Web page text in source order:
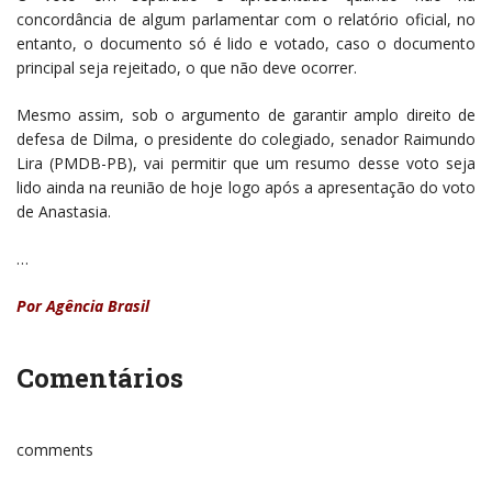
concordância de algum parlamentar com o relatório oficial, no
entanto, o documento só é lido e votado, caso o documento
principal seja rejeitado, o que não deve ocorrer.
Mesmo assim, sob o argumento de garantir amplo direito de
defesa de Dilma, o presidente do colegiado, senador Raimundo
Lira (PMDB-PB), vai permitir que um resumo desse voto seja
lido ainda na reunião de hoje logo após a apresentação do voto
de Anastasia.
…
Por Agência Brasil
Comentários
comments